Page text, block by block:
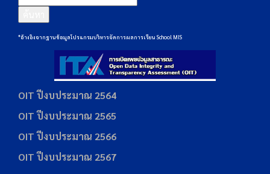
*อ้างอิงจากฐานข้อมูลโปรแกรมบริหารจัดการผลการเรียน School MIS
OIT ปีงบประมาณ 2564
OIT ปีงบประมาณ 2565
OIT ปีงบประมาณ 2566
OIT ปีงบประมาณ 2567